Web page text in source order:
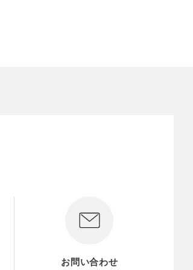
お問い合わせ